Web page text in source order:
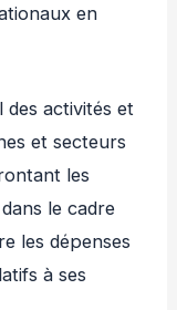
en
des activités et
et secteurs
les
le cadre
les dépenses
à ses